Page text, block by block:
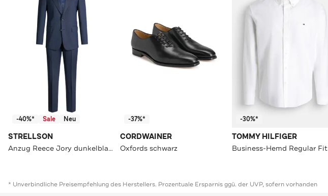
-40%* Sale Neu
STRELLSON
Anzug Reece Jory dunkelblau Regular Fit
-37%*
CORDWAINER
Oxfords schwarz
-30%*
TOMMY HILFIGER
Business-Hemd Regular Fit
* Unverbindliche Preisempfehlung des Herstellers. Prozentuale Ersparnis ggü. der UVP, sofern vorhanden